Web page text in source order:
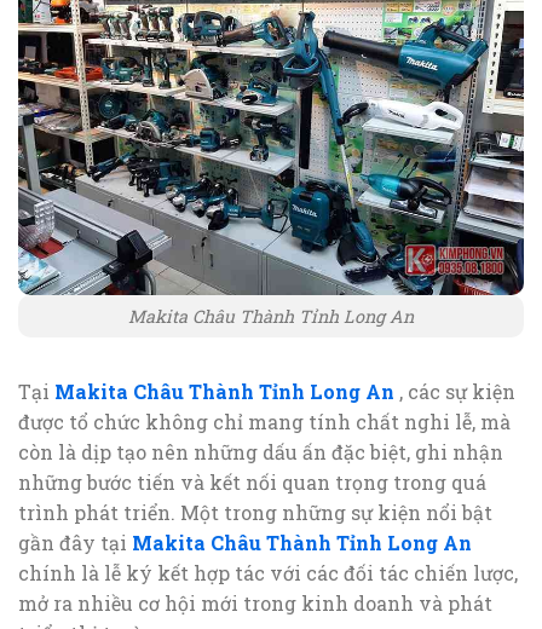
Makita Châu Thành Tỉnh Long An
Tại Makita Châu Thành Tỉnh Long An , các sự kiện
được tổ chức không chỉ mang tính chất nghi lễ, mà
còn là dịp tạo nên những dấu ấn đặc biệt, ghi nhận
những bước tiến và kết nối quan trọng trong quá
trình phát triển. Một trong những sự kiện nổi bật
gần đây tại Makita Châu Thành Tỉnh Long An
chính là lễ ký kết hợp tác với các đối tác chiến lược,
mở ra nhiều cơ hội mới trong kinh doanh và phát